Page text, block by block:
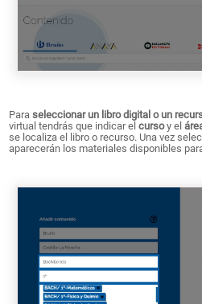
Paraseleccionar un libro digital o un
virtual tendrás que indicar elcursoy el
se localiza el libro o recurso. Una vez
aparecerán los materiales disponibles